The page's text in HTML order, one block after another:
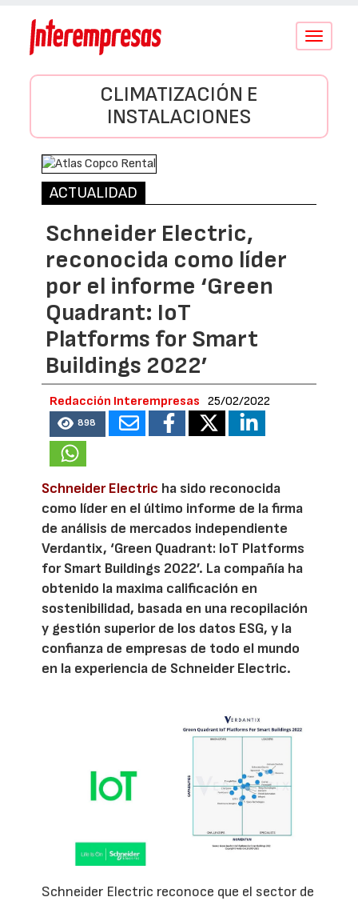
Conmutar
CLIMATIZACIÓN E
INSTALACIONES
ACTUALIDAD
Schneider Electric,
reconocida como líder
por el informe ‘Green
Quadrant: IoT
Platforms for Smart
Buildings 2022’
Redacción Interempresas 25/02/2022
898
Schneider Electric ha sido reconocida
como líder en el último informe de la firma
de análisis de mercados independiente
Verdantix, ‘Green Quadrant: IoT Platforms
for Smart Buildings 2022’. La compañía ha
obtenido la maxima calificación en
sostenibilidad, basada en una recopilación
y gestión superior de los datos ESG, y la
confianza de empresas de todo el mundo
en la experiencia de Schneider Electric.
Schneider Electric reconoce que el sector de